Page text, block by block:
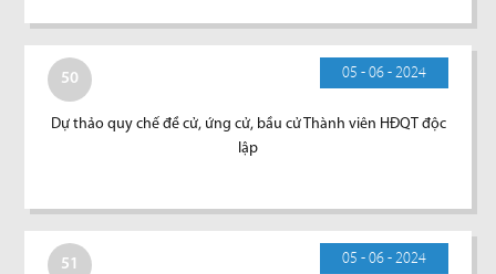
50 05 - 06 - 2024
Dự thảo quy chế đề cử, ứng cử, bầu cử Thành viên HĐQT độc
lập
51 05 - 06 - 2024